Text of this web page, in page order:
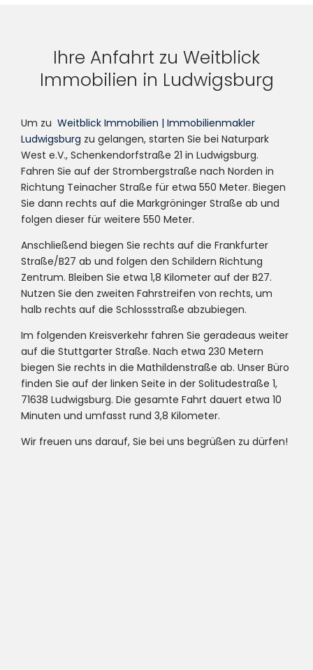
Ihre Anfahrt zu Weitblick
Immobilien in Ludwigsburg
Um zu Weitblick Immobilien | Immobilienmakler
Ludwigsburg zu gelangen, starten Sie bei Naturpark
West e.V., Schenkendorfstraße 21 in Ludwigsburg.
Fahren Sie auf der Strombergstraße nach Norden in
Richtung Teinacher Straße für etwa 550 Meter. Biegen
Sie dann rechts auf die Markgröninger Straße ab und
folgen dieser für weitere 550 Meter.
Anschließend biegen Sie rechts auf die Frankfurter
Straße/B27 ab und folgen den Schildern Richtung
Zentrum. Bleiben Sie etwa 1,8 Kilometer auf der B27.
Nutzen Sie den zweiten Fahrstreifen von rechts, um
halb rechts auf die Schlossstraße abzubiegen.
Im folgenden Kreisverkehr fahren Sie geradeaus weiter
auf die Stuttgarter Straße. Nach etwa 230 Metern
biegen Sie rechts in die Mathildenstraße ab. Unser Büro
finden Sie auf der linken Seite in der Solitudestraße 1,
71638 Ludwigsburg. Die gesamte Fahrt dauert etwa 10
Minuten und umfasst rund 3,8 Kilometer.
Wir freuen uns darauf, Sie bei uns begrüßen zu dürfen!